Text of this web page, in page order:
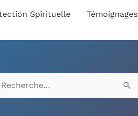
Spirituelle Témoignages